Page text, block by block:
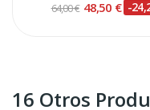
64,00 € 48,50 € -
16 Otros